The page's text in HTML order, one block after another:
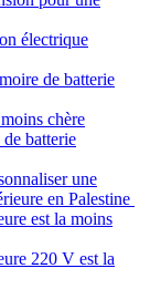
électrique
de batterie
chère
batterie
une
en Palestine
est la moins
220 V est la